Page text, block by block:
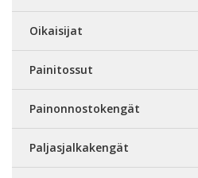
Oikaisijat
Painitossut
Painonnostokengät
Paljasjalkakengät